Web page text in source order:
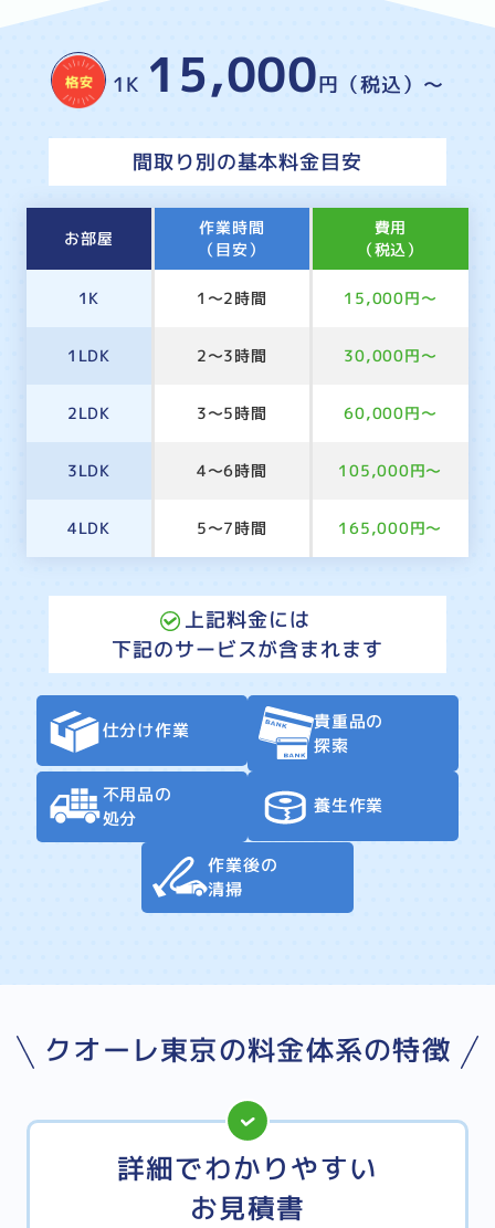
1K 15,000円（税込）～
間取り別の基本料金目安
お部屋
作業時間
（目安）
費用
（税込）
1K 1～2時間 15,000円～
1LDK 2～3時間 30,000円～
2LDK 3～5時間 60,000円～
3LDK 4～6時間 105,000円～
4LDK 5～7時間 165,000円～
上記料金には
下記のサービスが含まれます
仕分け作業
貴重品の
探索
不用品の
処分
養生作業
作業後の
清掃
クオーレ東京の料金体系の特徴
詳細でわかりやすい
お見積書